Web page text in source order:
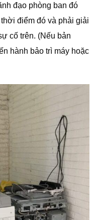
đạo phòng ban đó
điểm đó và phải giải
cố trên. (Nếu bản
hành bảo trì máy hoặc